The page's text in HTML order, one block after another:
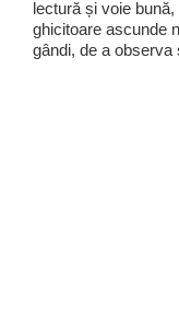
lectură și voie
ghicitoare ascunde
gândi, de a